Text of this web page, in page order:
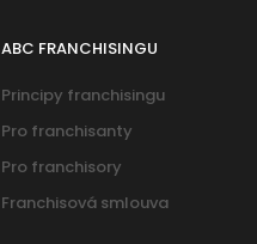
ABC FRANCHISINGU
Principy franchisingu
Pro franchisanty
Pro franchisory
Franchisová smlouva